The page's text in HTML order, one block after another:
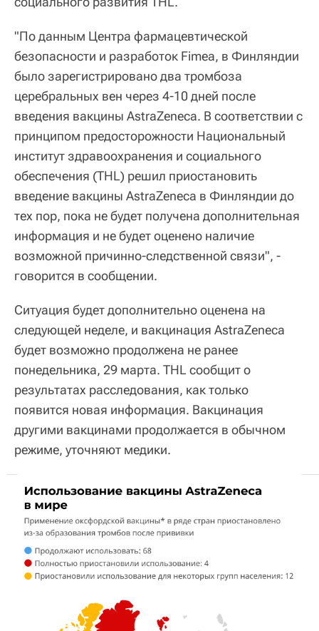
"По данным Центра фармацевтической
безопасности и разработок Fimea, в Финляндии
было зарегистрировано два тромбоза
церебральных вен через 4-10 дней после
введения вакцины AstraZeneca. В соответствии с
принципом предосторожности Национальный
институт здравоохранения и социального
обеспечения (THL) решил приостановить
введение вакцины AstraZeneca в Финляндии до
тех пор, пока не будет получена дополнительная
информация и не будет оценено наличие
возможной причинно-следственной связи", -
говорится в сообщении.
Ситуация будет дополнительно оценена на
следующей неделе, и вакцинация AstraZeneca
будет возможно продолжена не ранее
понедельника, 29 марта. THL сообщит о
результатах расследования, как только
появится новая информация. Вакцинация
другими вакцинами продолжается в обычном
режиме, уточняют медики.